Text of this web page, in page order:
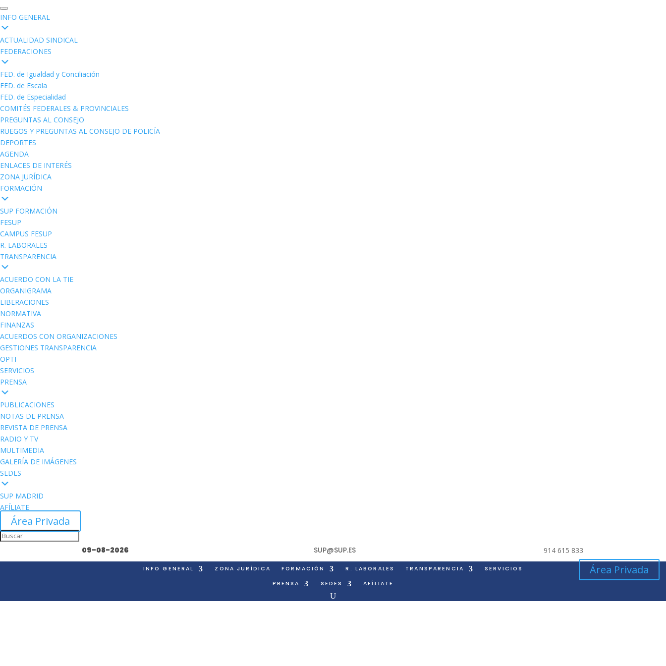
INFO GENERAL
ACTUALIDAD SINDICAL
FEDERACIONES
FED. de Igualdad y Conciliación
FED. de Escala
FED. de Especialidad
COMITÉS FEDERALES & PROVINCIALES
PREGUNTAS AL CONSEJO
RUEGOS Y PREGUNTAS AL CONSEJO DE POLICÍA
DEPORTES
AGENDA
ENLACES DE INTERÉS
ZONA JURÍDICA
FORMACIÓN
SUP FORMACIÓN
FESUP
CAMPUS FESUP
R. LABORALES
TRANSPARENCIA
ACUERDO CON LA TIE
ORGANIGRAMA
LIBERACIONES
NORMATIVA
FINANZAS
ACUERDOS CON ORGANIZACIONES
GESTIONES TRANSPARENCIA
OPTI
SERVICIOS
PRENSA
PUBLICACIONES
NOTAS DE PRENSA
REVISTA DE PRENSA
RADIO Y TV
MULTIMEDIA
GALERÍA DE IMÁGENES
SEDES
SUP MADRID
AFÍLIATE
Área Privada
09-08-2026 SUP@SUP.ES 914 615 833
INFO GENERAL ZONA JURÍDICA FORMACIÓN R. LABORALES TRANSPARENCIA
SERVICIOS
PRENSA
SEDES AFÍLIATE
Área Privada